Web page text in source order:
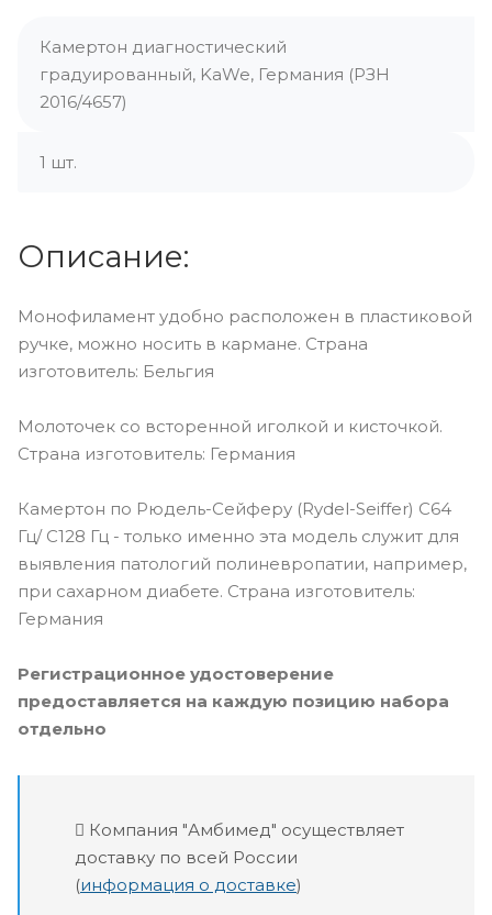
Камертон диагностический
градуированный, KaWe, Германия (РЗН
2016/4657)
1 шт.
Описание:
Монофиламент удобно расположен в пластиковой
ручке, можно носить в кармане. Страна
изготовитель: Бельгия
Молоточек со всторенной иголкой и кисточкой.
Страна изготовитель: Германия
Камертон по Рюдель-Сейферу (Rydel-Seiffer) C64
Гц/ C128 Гц - только именно эта модель служит для
выявле­ния патологий полиневропатии, например,
при сахарном диабете. Страна изготовитель:
Германия
Регистрационное удостоверение
предоставляется на каждую позицию набора
отдельно
Компания "Амбимед" осуществляет
доставку по всей России
(информация о доставке)